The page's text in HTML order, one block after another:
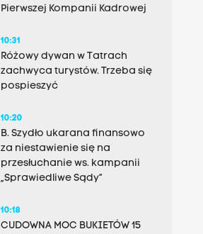
Pierwszej Kompanii Kadrowej
10:31
Różowy dywan w Tatrach
zachwyca turystów. Trzeba się
pospieszyć
10:20
B. Szydło ukarana finansowo
za niestawienie się na
przesłuchanie ws. kampanii
„Sprawiedliwe Sądy”
10:18
CUDOWNA MOC BUKIETÓW 15